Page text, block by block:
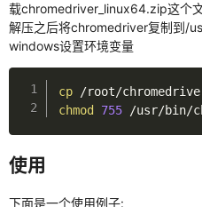
汇
载chromedriver_linux64.zip这个文
解压之后将chromedriver复制到/
windows设置环境变量
cp
chmod
755 /usr/bin/
使用
下面是一个使用例子: